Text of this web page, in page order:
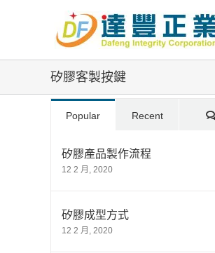
矽膠客製按鍵
Popular Recent
矽膠產品製作流程
12 2 月, 2020
矽膠成型方式
12 2 月, 2020